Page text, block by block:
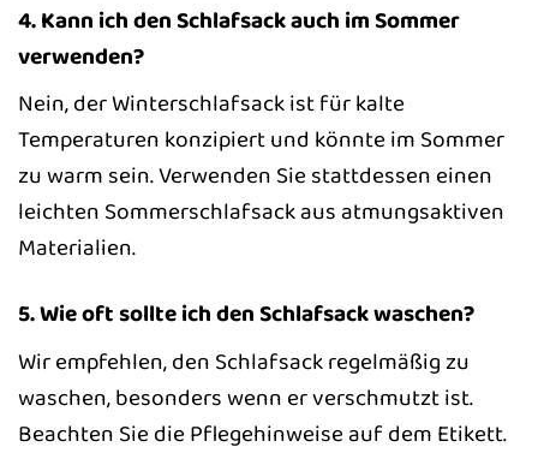
4. Kann ich den Schlafsack auch im Sommer
verwenden?
Nein, der Winterschlafsack ist für kalte
Temperaturen konzipiert und könnte im Sommer
zu warm sein. Verwenden Sie stattdessen einen
leichten Sommerschlafsack aus atmungsaktiven
Materialien.
5. Wie oft sollte ich den Schlafsack waschen?
Wir empfehlen, den Schlafsack regelmäßig zu
waschen, besonders wenn er verschmutzt ist.
Beachten Sie die Pflegehinweise auf dem Etikett.